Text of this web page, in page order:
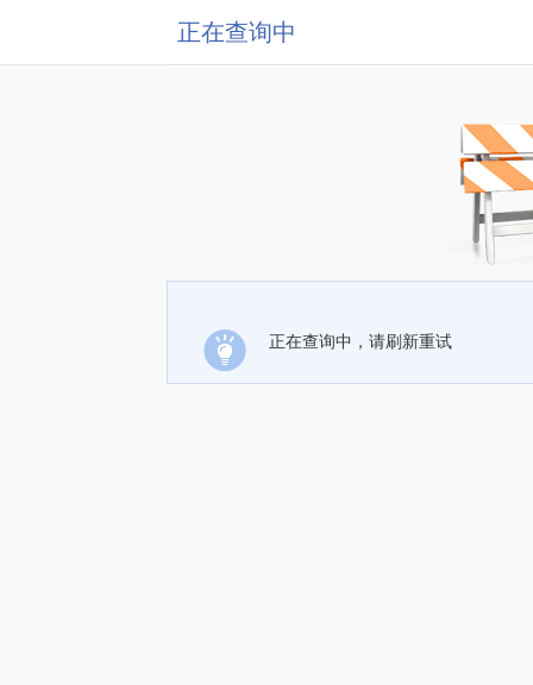
正在查询中
正在查询中，请刷新重试